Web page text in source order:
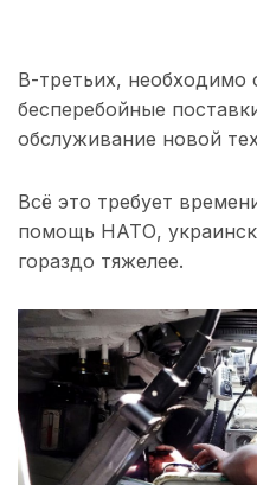
В-третьих, необходимо
бесперебойные
обслуживание новой
Всё это требует
помощь НАТО,
гораздо тяжелее.